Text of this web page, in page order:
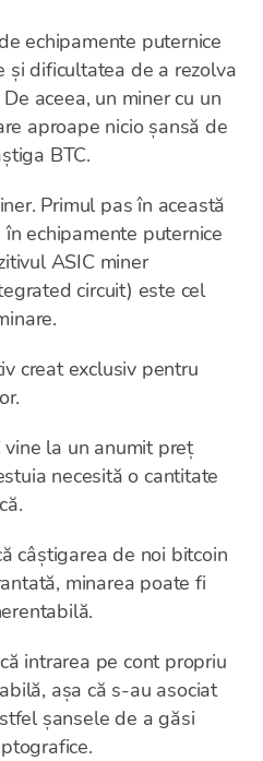
echipamente puternice
și dificultatea de a rezolva
aceea, un miner cu un
aproape nicio șansă de
BTC.
Primul pas în această
echipamente puternice
ASIC miner
circuit) este cel
creat exclusiv pentru
la un anumit preț
necesită o cantitate
câștigarea de noi bitcoin
minarea poate fi
intrarea pe cont propriu
așa că s-au asociat
șansele de a găsi